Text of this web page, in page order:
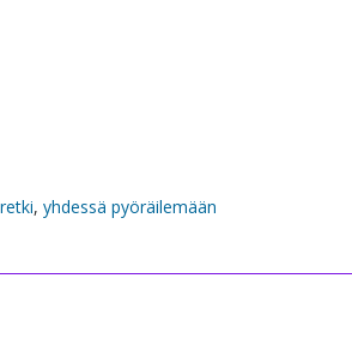
, yhdessä pyöräilemään